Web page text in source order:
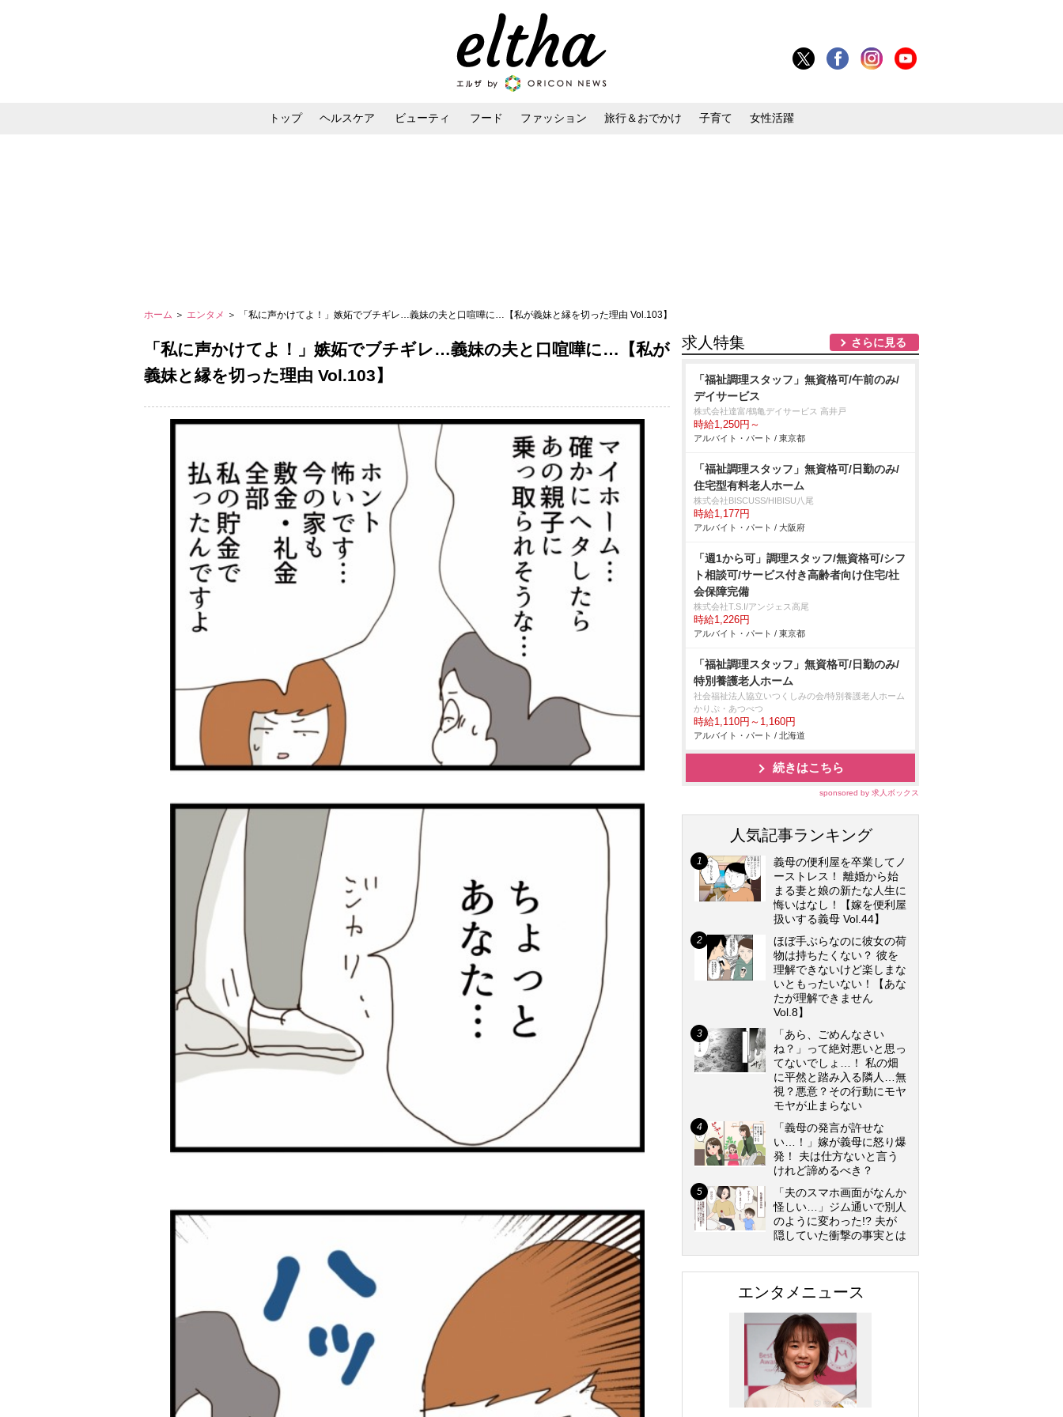
トップ ヘルスケア ビューティ フード ファッション 旅行＆おでかけ 子育て 女性活躍
ホーム ＞ エンタメ ＞ 「私に声かけてよ！」嫉妬でブチギレ…義妹の夫と口喧嘩に…【私が義妹と縁を切った理由 Vol.103】
「私に声かけてよ！」嫉妬でブチギレ…義妹の夫と口喧嘩に…【私が
義妹と縁を切った理由 Vol.103】
求人特集 さらに見る
「福祉調理スタッフ」無資格可/午前のみ/
デイサービス
株式会社達富/鶴亀デイサービス 高井戸
時給1,250円～
アルバイト・パート / 東京都
「福祉調理スタッフ」無資格可/日勤のみ/
住宅型有料老人ホーム
株式会社BISCUSS/HIBISU八尾
時給1,177円
アルバイト・パート / 大阪府
「週1から可」調理スタッフ/無資格可/シフ
ト相談可/サービス付き高齢者向け住宅/社
会保障完備
株式会社T.S.I/アンジェス高尾
時給1,226円
アルバイト・パート / 東京都
「福祉調理スタッフ」無資格可/日勤のみ/
特別養護老人ホーム
社会福祉法人協立いつくしみの会/特別養護老人ホーム
かりぷ・あつべつ
時給1,110円～1,160円
アルバイト・パート / 北海道
続きはこちら
sponsored by 求人ボックス
人気記事ランキング
義母の便利屋を卒業してノ
ーストレス！ 離婚から始
まる妻と娘の新たな人生に
悔いはなし！【嫁を便利屋
扱いする義母 Vol.44】
ほぼ手ぶらなのに彼女の荷
物は持ちたくない？ 彼を
理解できないけど楽しまな
いともったいない！【あな
たが理解できません
Vol.8】
「あら、ごめんなさい
ね？」って絶対悪いと思っ
てないでしょ…！ 私の畑
に平然と踏み入る隣人…無
視？悪意？その行動にモヤ
モヤが止まらない
「義母の発言が許せな
い…！」嫁が義母に怒り爆
発！ 夫は仕方ないと言う
けれど諦めるべき？
「夫のスマホ画面がなんか
怪しい…」ジム通いで別人
のように変わった!? 夫が
隠していた衝撃の事実とは
エンタメニュース